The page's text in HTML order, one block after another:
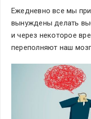
Ежедневно все мы
вынуждены делать
и через некоторое
переполняют наш